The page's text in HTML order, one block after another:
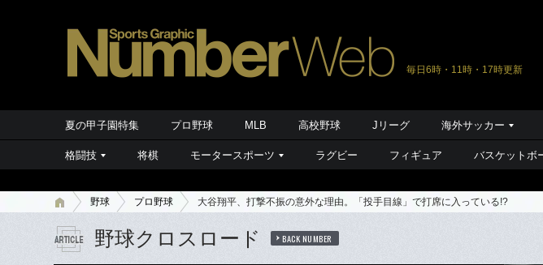
毎日6時・11時・17時更新
夏の甲子園特集 プロ野球 MLB 高校野球 Jリーグ 海外サッカー
格闘技 将棋 モータースポーツ ラグビー フィギュア バスケットボ
野球 プロ野球 大谷翔平、打撃不振の意外な理由。「投手目線」で打席に入っている!?
野球クロスロード BACK NUMBER